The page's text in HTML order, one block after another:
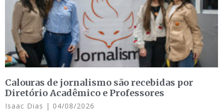
Calouras de jornalismo são recebidas por
Diretório Acadêmico e Professores
Isaac Dias 04/08/2026